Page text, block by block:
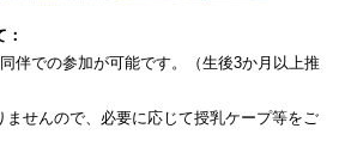
伴での参加が可能です。（生後3か月以上推
ませんので、必要に応じて授乳ケープ等をご